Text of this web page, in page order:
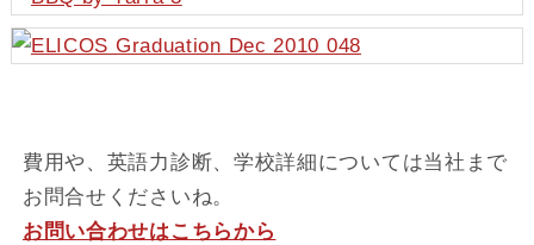
費用や、英語力診断、学校詳細については当社まで
お問合せくださいね。
お問い合わせはこちらから